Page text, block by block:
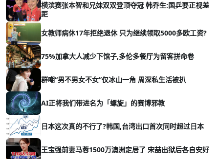
横滨赛张本智和兄妹双双登顶夺冠 韩乔生:国乒要正视差
距
女教师病休17年拒绝退休 只为继续领取5000多欧工资?
75%加拿大人减少下馆子,多伦多餐厅为留客拼命卷
群嘲“男不男女不女”仅冰山一角 周深私生活被扒
AI正将我们带进名为「螺旋」的赛博邪教
日本这次真的不行了?韩国,台湾出口首次同时超过日本
王宝强前妻马蓉1500万澳洲定居了 宋喆出狱后各自安好